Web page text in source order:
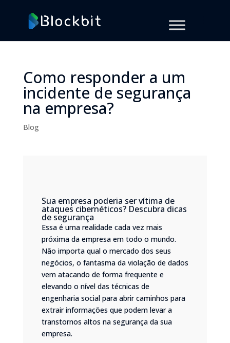
Como responder a um
incidente de segurança
na empresa?
Blog
Sua empresa poderia ser vítima de
ataques cibernéticos? Descubra dicas
de segurança
Essa é uma realidade cada vez mais
próxima da empresa em todo o mundo.
Não importa qual o mercado dos seus
negócios, o fantasma da violação de dados
vem atacando de forma frequente e
elevando o nível das técnicas de
engenharia social para abrir caminhos para
extrair informações que podem levar a
transtornos altos na segurança da sua
empresa.